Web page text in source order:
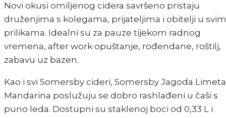
Novi okusi omiljenog cidera savršeno pristaju
druženjima s kolegama, prijateljima i obitelji u svim
prilikama. Idealni su za pauze tijekom radnog
vremena, after work opuštanje, rođendane, roštilj,
zabavu uz bazen.
Kao i svi Somersby cideri, Somersby Jagoda
Mandarina poslužuju se dobro rashlađeni u čaši s
puno leda. Dostupni su staklenoj boci od 0,33 L i